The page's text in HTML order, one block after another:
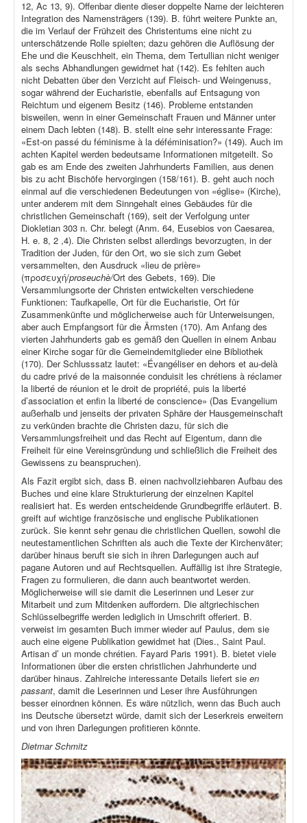
12, Ac 13, 9). Offenbar diente dieser doppelte Name der leichteren
Integration des Namensträgers (139). B. führt weitere Punkte an,
die im Verlauf der Frühzeit des Christentums eine nicht zu
unterschätzende Rolle spielten; dazu gehören die Auflösung der
Ehe und die Keuschheit, ein Thema, dem Tertullian nicht weniger
als sechs Abhandlungen gewidmet hat (142). Es fehlten auch
nicht Debatten über den Verzicht auf Fleisch- und Weingenuss,
sogar während der Eucharistie, ebenfalls auf Entsagung von
Reichtum und eigenem Besitz (146). Probleme entstanden
bisweilen, wenn in einer Gemeinschaft Frauen und Männer unter
einem Dach lebten (148). B. stellt eine sehr interessante Frage:
«Est-on passé du féminisme à la déféminisation?» (149). Auch im
achten Kapitel werden bedeutsame Informationen mitgeteilt. So
gab es am Ende des zweiten Jahrhunderts Familien, aus denen
bis zu acht Bischöfe hervorgingen (158/161). B. geht auch noch
einmal auf die verschiedenen Bedeutungen von «église» (Kirche),
unter anderem mit dem Sinngehalt eines Gebäudes für die
christlichen Gemeinschaft (169), seit der Verfolgung unter
Diokletian 303 n. Chr. belegt (Anm. 64, Eusebios von Caesarea,
H. e. 8, 2 ,4). Die Christen selbst allerdings bevorzugten, in der
Tradition der Juden, für den Ort, wo sie sich zum Gebet
versammelten, den Ausdruck «lieu de prière»
(προσευχή/proseuchè/Ort des Gebets, 169). Die
Versammlungsorte der Christen entwickelten verschiedene
Funktionen: Taufkapelle, Ort für die Eucharistie, Ort für
Zusammenkünfte und möglicherweise auch für Unterweisungen,
aber auch Empfangsort für die Ärmsten (170). Am Anfang des
vierten Jahrhunderts gab es gemäß den Quellen in einem Anbau
einer Kirche sogar für die Gemeindemitglieder eine Bibliothek
(170). Der Schlusssatz lautet: «Évangéliser en dehors et au-delà
du cadre privé de la maisonnée conduisit les chrétiens à réclamer
la liberté de réunion et le droit de propriété, puis la liberté
d’association et enfin la liberté de conscience» (Das Evangelium
außerhalb und jenseits der privaten Sphäre der Hausgemeinschaft
zu verkünden brachte die Christen dazu, für sich die
Versammlungsfreiheit und das Recht auf Eigentum, dann die
Freiheit für eine Vereinsgründung und schließlich die Freiheit des
Gewissens zu beanspruchen).
Als Fazit ergibt sich, dass B. einen nachvollziehbaren Aufbau des
Buches und eine klare Strukturierung der einzelnen Kapitel
realisiert hat. Es werden entscheidende Grundbegriffe erläutert. B.
greift auf wichtige französische und englische Publikationen
zurück. Sie kennt sehr genau die christlichen Quellen, sowohl die
neutestamentlichen Schriften als auch die Texte der Kirchenväter;
darüber hinaus beruft sie sich in ihren Darlegungen auch auf
pagane Autoren und auf Rechtsquellen. Auffällig ist ihre Strategie,
Fragen zu formulieren, die dann auch beantwortet werden.
Möglicherweise will sie damit die Leserinnen und Leser zur
Mitarbeit und zum Mitdenken auffordern. Die altgriechischen
Schlüsselbegriffe werden lediglich in Umschrift offeriert. B.
verweist im gesamten Buch immer wieder auf Paulus, dem sie
auch eine eigene Publikation gewidmet hat (Dies., Saint Paul.
Artisan d’ un monde chrétien. Fayard Paris 1991). B. bietet viele
Informationen über die ersten christlichen Jahrhunderte und
darüber hinaus. Zahlreiche interessante Details liefert sie en
passant, damit die Leserinnen und Leser ihre Ausführungen
besser einordnen können. Es wäre nützlich, wenn das Buch auch
ins Deutsche übersetzt würde, damit sich der Leserkreis erweitern
und von ihren Darlegungen profitieren könnte.
Dietmar Schmitz